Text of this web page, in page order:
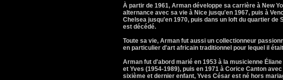
À partir de 1961, Arman développe sa carrière à New
alternance avec sa vie à Nice jusqu'en 1967, puis à
Chelsea jusqu'en 1970, puis dans un loft du quartier de
est décédé.
Toute sa vie, Arman fut aussi un collectionneur
en particulier d'art africain traditionnel pour lequel il
Arman fut d'abord marié en 1953 à la musicienne
et Yves (1954-1989), puis en 1971 à Corice Canton
sixième et dernier enfant, Yves César est né hors